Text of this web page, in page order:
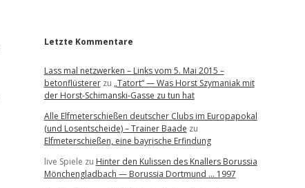
Letzte Kommentare
Lass mal netzwerken – Links vom 5. Mai 2015 –
betonflüstererzu „Tatort“ — Was Horst Szymaniak mit
der Horst-Schimanski-Gasse zu tun hat
Alle Elfmeterschießen deutscher Clubs im Europapokal
(und Losentscheide) – Trainer Baade zu
Elfmeterschießen, eine bayrische Erfindung
live Spiele zu Hinter den Kulissen des Knallers Borussia
Mönchengladbach — Borussia Dortmund … 1997